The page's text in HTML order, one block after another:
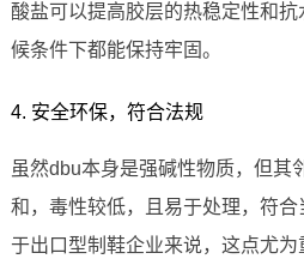
酸盐可以提高胶层的热稳定性和
候条件下都能保持牢固。
4. 安全环保，符合法规
虽然dbu本身是强碱性物质，但其
和，毒性较低，且易于处理，符
于出口型制鞋企业来说，这点尤为